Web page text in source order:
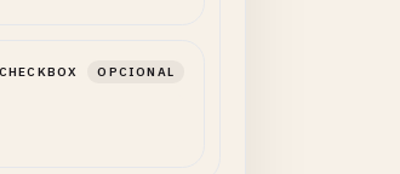
CHECKBOX OPCIONAL